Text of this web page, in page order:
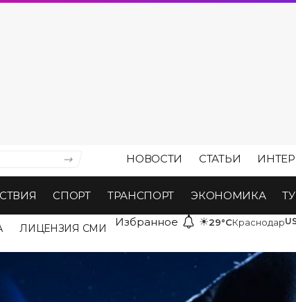
НОВОСТИ СТАТЬИ
СПОРТ ТРАНСПОРТ ЭКОНОМИКА
ЛИЦЕНЗИЯ СМИ Избранное ☀29°CКраснодар